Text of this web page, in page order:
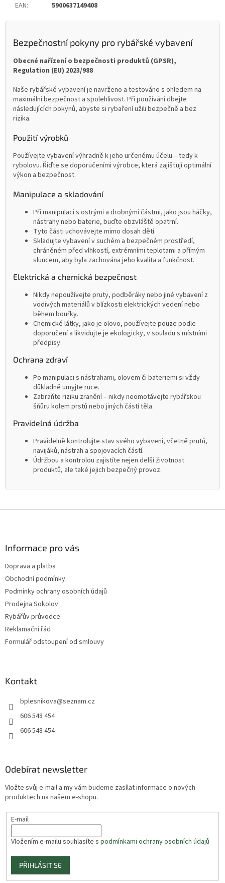
EAN: 5900637149408
Bezpečnostní pokyny pro rybářské vybavení
Obecné nařízení o bezpečnosti produktů (GPSR),
Regulation (EU) 2023/988
Naše rybářské vybavení je navrženo a testováno s ohledem na
maximální bezpečnost a spolehlivost. Při používání dbejte
následujících pokynů, abyste si rybaření užili bezpečně a bez
rizika.
Použití výrobků
Používejte vybavení výhradně k jeho určenému účelu – tedy k
rybolovu. Řiďte se doporučeními výrobce, která zajišťují optimální
výkon a bezpečnost.
Manipulace a skladování
Při manipulaci s ostrými a drobnými částmi, jako jsou háčky,
nástrahy nebo baterie, buďte obzvláště opatrní.
Tyto části uchovávejte mimo dosah dětí.
Skladujte vybavení v suchém a bezpečném prostředí,
chráněném před vlhkostí, extrémními teplotami a přímým
sluncem, aby byla zachována jeho kvalita a funkčnost.
Elektrická a chemická bezpečnost
Nikdy nepoužívejte pruty, podběráky nebo jiné vybavení z
vodivých materiálů v blízkosti elektrických vedení nebo
během bouřky.
Chemické látky, jako je olovo, používejte pouze podle
doporučení a likvidujte je ekologicky, v souladu s místními
předpisy.
Ochrana zdraví
Po manipulaci s nástrahami, olovem či bateriemi si vždy
důkladně umyjte ruce.
Zabraňte riziku zranění – nikdy neomotávejte rybářskou
šňůru kolem prstů nebo jiných částí těla.
Pravidelná údržba
Pravidelně kontrolujte stav svého vybavení, včetně prutů,
navijáků, nástrah a spojovacích částí.
Údržbou a kontrolou zajistíte nejen delší životnost
produktů, ale také jejich bezpečný provoz.
Informace pro vás
Doprava a platba
Obchodní podmínky
Podmínky ochrany osobních údajů
Prodejna Sokolov
Rybářův průvodce
Reklamační řád
Formulář odstoupení od smlouvy
Kontakt
bplesnikova@seznam.cz
606 548 454
606 548 454
Odebírat newsletter
Vložte svůj e-mail a my vám budeme zasílat informace o nových
produktech na našem e-shopu.
E-mail
Vložením e-mailu souhlasíte s podmínkami ochrany osobních údajů
PŘIHLÁSIT SE